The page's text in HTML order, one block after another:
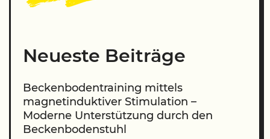
Neueste Beiträge
Beckenbodentraining mittels
magnetinduktiver Stimulation –
Moderne Unterstützung durch den
Beckenbodenstuhl